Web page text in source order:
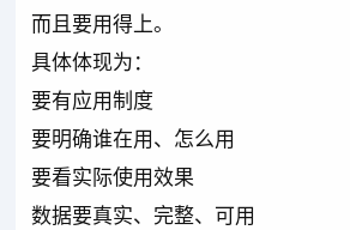
而且要用得上。
具体体现为：
要有应用制度
要明确谁在用、怎么用
要看实际使用效果
数据要真实、完整、可用